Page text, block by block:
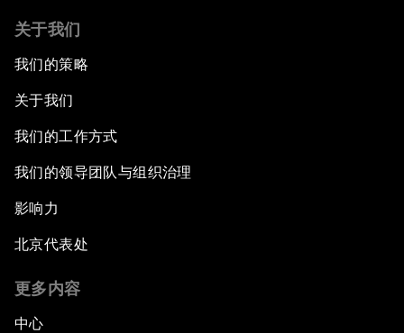
关于我们
我们的策略
关于我们
我们的工作方式
我们的领导团队与组织治理
影响力
北京代表处
更多内容
中心